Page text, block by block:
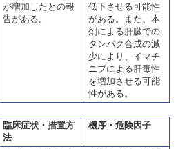
が増加したとの報
告がある。
低下させる可能性
がある。また、本
剤による肝臓での
タンパク合成の減
少により、イマチ
ニブによる肝毒性
を増加させる可能
性がある。
臨床症状・措置方
法
機序・危険因子